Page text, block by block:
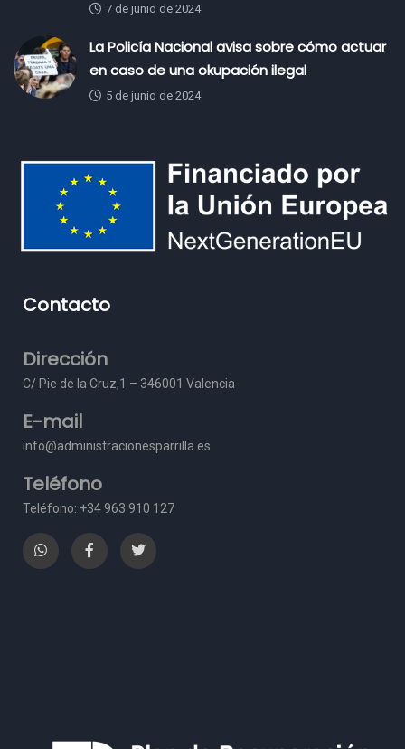
7 de junio de 2024
La Policía Nacional avisa sobre cómo actuar
en caso de una okupación ilegal
5 de junio de 2024
Contacto
Dirección
C/ Pie de la Cruz,1 – 346001 Valencia
E-mail
info@administracionesparrilla.es
Teléfono
Teléfono: +34 963 910 127